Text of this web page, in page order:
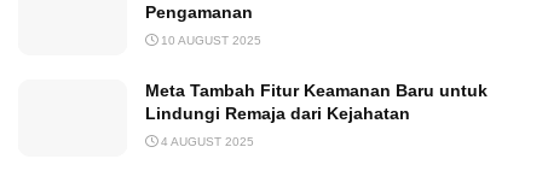
Pengamanan
10 AUGUST 2025
Meta Tambah Fitur Keamanan Baru untuk
Lindungi Remaja dari Kejahatan
4 AUGUST 2025